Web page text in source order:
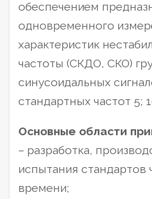
обеспечением
одновременного
характеристик
частоты (СКДО, СКО)
синусоидальных
стандартных частот 5;
Основные области
– разработка,
испытания стандартов
времени;